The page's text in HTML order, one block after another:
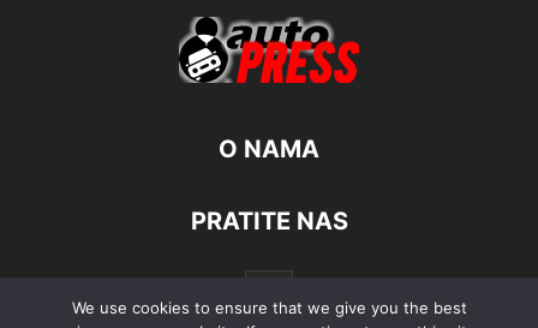
O NAMA
PRATITE NAS
We use cookies to ensure that we give you the best